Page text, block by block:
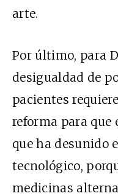
arte.
Por último, para
desigualdad de
pacientes
reforma para que
que ha desunido
tecnológico,
medicinas